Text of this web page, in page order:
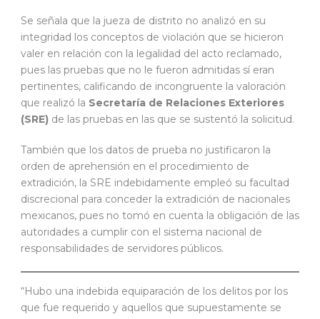
Se señala que la jueza de distrito no analizó en su
integridad los conceptos de violación que se hicieron
valer en relación con la legalidad del acto reclamado,
pues las pruebas que no le fueron admitidas sí eran
pertinentes, calificando de incongruente la valoración
que realizó la Secretaría de Relaciones Exteriores
(SRE) de las pruebas en las que se sustentó la solicitud.
También que los datos de prueba no justificaron la
orden de aprehensión en el procedimiento de
extradición, la SRE indebidamente empleó su facultad
discrecional para conceder la extradición de nacionales
mexicanos, pues no tomó en cuenta la obligación de las
autoridades a cumplir con el sistema nacional de
responsabilidades de servidores públicos.
“Hubo una indebida equiparación de los delitos por los
que fue requerido y aquellos que supuestamente se